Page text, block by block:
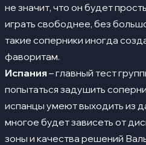
не значит, что он будет
играть свободнее, без
такие соперники иногда
фаворитам.
Испания– главный тест
попытаться задушить
испанцы умеют выходить из
многое будет зависеть от
зоны и качества решений